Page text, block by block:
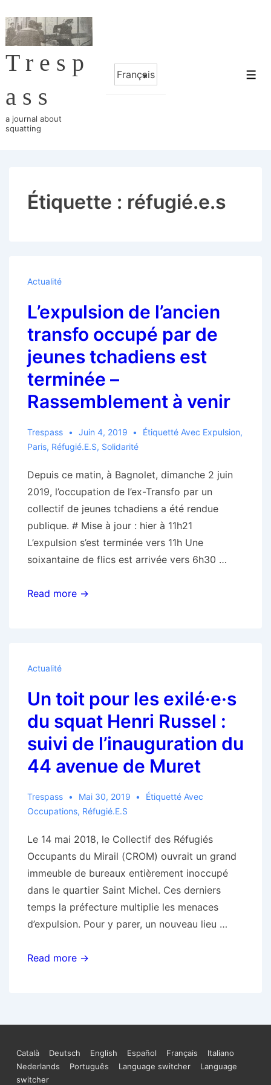
passer
au
contenu
Tresp
ass
a journal about
squatting
Choisir
une
Étiquette : réfugié.e.s
Actualité
L’expulsion de l’ancien
transfo occupé par de
jeunes tchadiens est
terminée –
Rassemblement à venir
Trespass Juin 4, 2019 Étiquetté Avec Expulsion,
Paris, Réfugié.e.s, Solidarité
Depuis ce matin, à Bagnolet, dimanche 2 juin
2019, l’occupation de l’ex-Transfo par un
collectif de jeunes tchadiens a été rendue
publique. # Mise à jour : hier à 11h21
L’expulsion s’est terminée vers 11h Une
soixantaine de flics est arrivée vers 6h30 …
L’expulsion
de
tchadiens
est
terminée
Rassemblement
à
Read more →
Actualité
Un toit pour les exilé·e·s
du squat Henri Russel :
suivi de l’inauguration du
44 avenue de Muret
Trespass Mai 30, 2019
Étiquetté Avec
Occupations, Réfugié.e.s
Le 14 mai 2018, le Collectif des Réfugiés
Occupants du Mirail (CROM) ouvrait un grand
immeuble de bureaux entièrement inoccupé
dans le quartier Saint Michel. Ces derniers
temps la préfecture multiplie les menaces
d’expulsion. Pour y parer, un nouveau lieu …
Un
exilé·e·s
squat
Henri
Read more →
Menu
du
Català Deutsch English Español Français
Italiano
Nederlands
Português Language switcher
Language
switcher